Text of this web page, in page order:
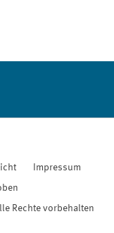
Impressum
Rechte vorbehalten